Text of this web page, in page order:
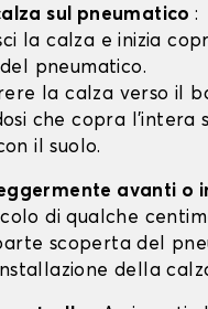
sul pneumatico:
la calza e inizia
pneumatico.
la calza verso il
che copra l'intera
il suolo.
avanti o
di qualche
scoperta del
della